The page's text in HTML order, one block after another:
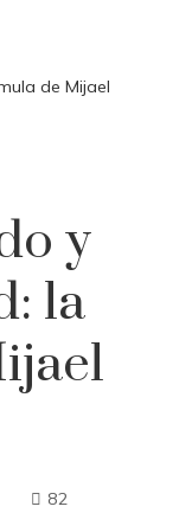
de Mijael
y
la
82